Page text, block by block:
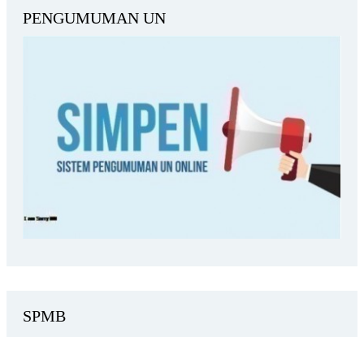
PENGUMUMAN UN
SPMB